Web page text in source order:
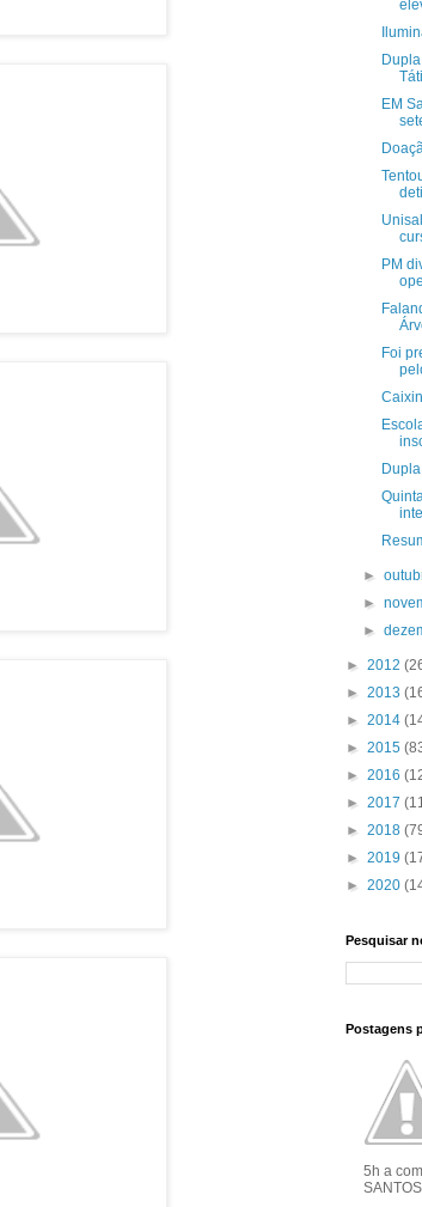
EM
PM
Foi
►
►
►
► 2012
► 2013
► 2014
► 2015
► 2016
► 2017
► 2018
► 2019
► 2020
Pesquisar
Postagens
5h a